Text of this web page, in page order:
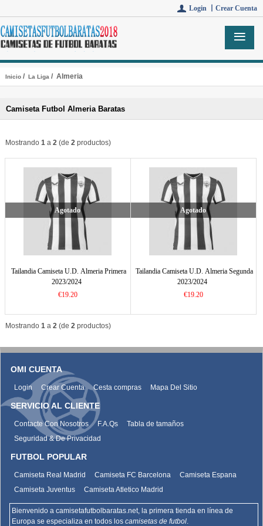
Login 丨 Crear Cuenta
Inicio/ La Liga/ Almeria
Camiseta Futbol Almeria Baratas
Mostrando 1a 2(de 2productos)
Agotado
Tailandia Camiseta U.D. Almeria Primera
2023/2024
€19.20
Agotado
Tailandia Camiseta U.D. Almeria Segunda
2023/2024
€19.20
Mostrando 1a 2(de 2productos)
OMI CUENTA
Login Crear Cuenta Cesta compras Mapa Del Sitio
SERVICIO AL CLIENTE
Contacte Con Nosotros F.A.Qs
Tabla de tamaños
Seguridad & De Privacidad
FUTBOL POPULAR
Camiseta Real Madrid Camiseta FC Barcelona
Camiseta Espana
Camiseta Juventus
Camiseta Atletico Madrid
Bienvenido a camisetafutbolbaratas.net, la primera tienda en línea de
Europa se especializa en todos los camisetas de futbol.